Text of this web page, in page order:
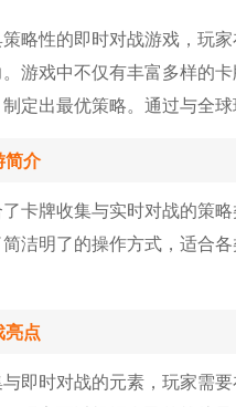
略性的即时对战游戏，玩
游戏中不仅有丰富多样的
定出最优策略。通过与全
简介
卡牌收集与实时对战的策
洁明了的操作方式，适合
点
即时对战的元素，玩家需